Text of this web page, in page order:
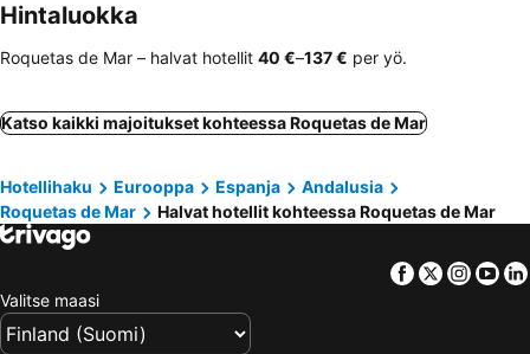
Hintaluokka
Roquetas de Mar – halvat hotellit ‎40 €–‎137 € per yö.
Katso kaikki majoitukset kohteessa Roquetas de Mar
Hotellihaku Eurooppa Espanja
Andalusia
Roquetas de Mar
Halvat hotellit kohteessa Roquetas de Mar
Facebook
Twitter
Valitse maasi